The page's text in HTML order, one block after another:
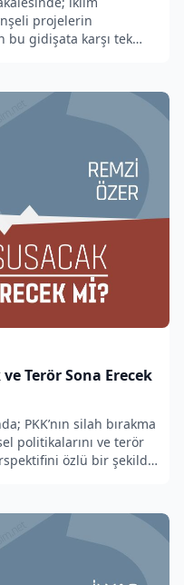
projelerin
bu gidişata karşı tek
Terör Sona Erecek
PKK’nın silah bırakma
politikalarını ve terör
özlü bir şekilde